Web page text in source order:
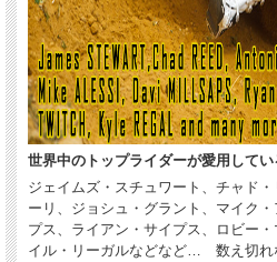
世界中のトップライダーが愛用して
ジェイムズ・スチュワート、チャド
ーリ、ジョシュ・グラント、マイク
プス、ライアン・サイプス、ロビー
イル・リーガルなどなど… 数え切れ